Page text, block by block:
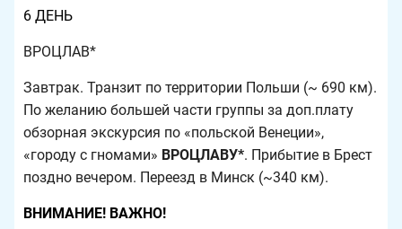
6 ДЕНЬ
ВРОЦЛАВ*
Завтрак. Транзит по территории Польши (~ 690 км).
По желанию большей части группы за доп.плату
обзорная экскурсия по «польской Венеции»,
«городу c гномами» ВРОЦЛАВУ*. Прибытие в Брест
поздно вечером. Переезд в Минск (~340 км).
ВНИМАНИЕ! ВАЖНО!